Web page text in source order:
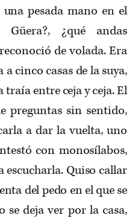
pesada mano en el
¿qué andas
de volada. Era
cinco casas de la suya,
traía entre ceja y ceja. El
preguntas sin sentido,
a dar la vuelta, uno
con monosílabos,
escucharla. Quiso callar
del pedo en el que se
se deja ver por la casa,